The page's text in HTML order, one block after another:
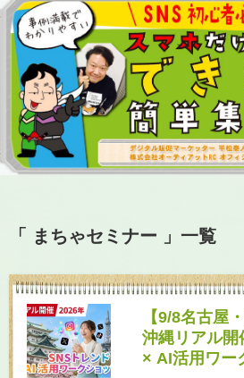
「 まちゃセミナー 」一覧
【9/8名古屋
沖縄リアル開
× AI活用ワー